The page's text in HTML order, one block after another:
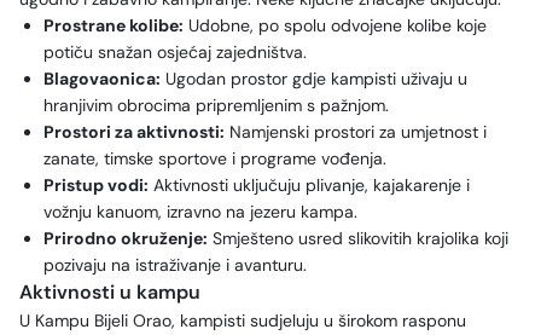
Prostrane kolibe: Udobne, po spolu odvojene kolibe koje
potiču snažan osjećaj zajedništva.
Blagovaonica: Ugodan prostor gdje kampisti uživaju u
hranjivim obrocima pripremljenim s pažnjom.
Prostori za aktivnosti: Namjenski prostori za umjetnost i
zanate, timske sportove i programe vođenja.
Pristup vodi: Aktivnosti uključuju plivanje, kajakarenje i
vožnju kanuom, izravno na jezeru kampa.
Prirodno okruženje: Smješteno usred slikovitih krajolika koji
pozivaju na istraživanje i avanturu.
Aktivnosti u kampu
U Kampu Bijeli Orao, kampisti sudjeluju u širokom rasponu